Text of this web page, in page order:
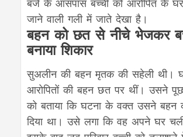
बजे के आसपास बच्ची को आरोपित के
जाने वाली गली में जाते देखा है।
बहन को छत से नीचे भेजकर
बनाया शिकार
सुअलीन की बहन मृतक की सहेली थी।
आरोपितों की बहन छत पर थीं। उसने
को बताया कि घटना के वक्त उसने बहन
दिया था। उसे लगा कि वह अपने घर चली